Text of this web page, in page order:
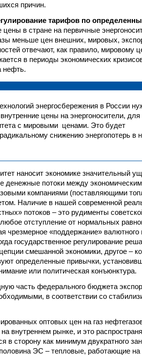
причин.
тарифов по
в стране на первичные
меньше цен внешних, мировых,
отвечают, как правило,
в периоды экономических
нефть.
энергосбережения в России
цены на энергоносители, для
с мировыми ценами. Это будет
снижению энергопотерь в
наносит экономике значительный
денежные потоки между
компаниями (поставляющими
Наличие в нашей современной
потоков – это рудименты
отступление от нормальных
чрезмерное «поддержание»
государственное регулирование
смешанной экономики, другое –
определенные привычки,
или политическая конъюнктура.
часть федерального бюджета
в соответствии со
оптовых цен на газ
внутреннем рынке, и это
в сторону как минимум двукратного
ЭС – тепловые, работающие на